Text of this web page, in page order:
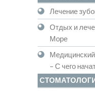
Лечение
Отдых и
Море
– С чего